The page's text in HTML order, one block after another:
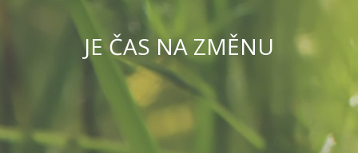
JE ČAS NA ZMĚNU